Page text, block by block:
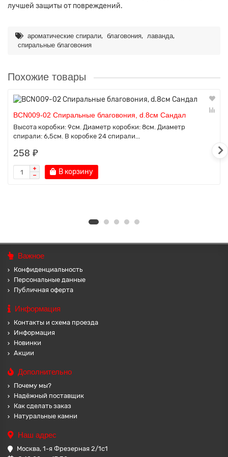
лучшей защиты от повреждений.
ароматические спирали, благовония, лаванда,
спиральные благовония
Похожие товары
BCN009-02 Спиральные благовония, d.8см Сандал
Высота коробки: 9см. Диаметр коробки: 8см. Диаметр
спирали: 6,5см. В коробке 24 спирали...
258 ₽
В корзину
Важное
Конфиденциальность
Персональные данные
Публичная оферта
Информация
Контакты и схема проезда
Информация
Новинки
Акции
Дополнительно
Почему мы?
Надёжный поставщик
Как сделать заказ
Натуральные камни
Наш адрес
Москва, 1-я Фрезерная 2/1с1